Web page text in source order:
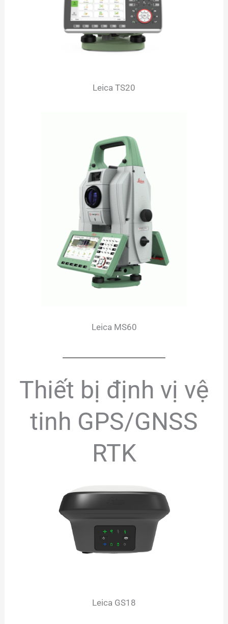
Leica TS20
Leica MS60
Thiết bị định vị vệ
tinh GPS/GNSS
RTK
Leica GS18